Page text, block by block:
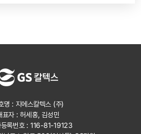
명 : 지에스칼텍스 (주)
표자 : 허세홍, 김성민
등록번호 : 116-81-19123